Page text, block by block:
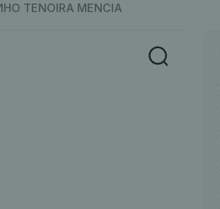
TENOIRA MENCIA